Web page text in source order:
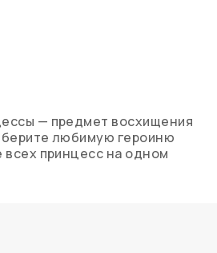
— предмет восхищения
любимую героиню
всех принцесс на одном